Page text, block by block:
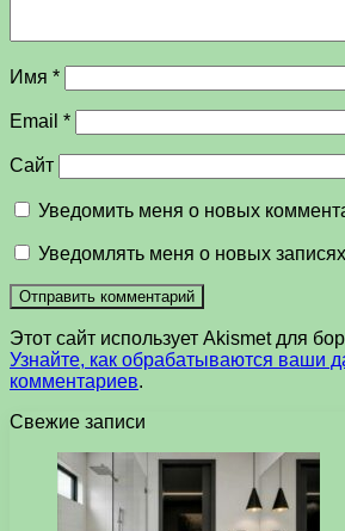
Имя *
Email *
Сайт
Уведомить меня о новых
Уведомлять меня о новых
Этот сайт использует Akismet для
Узнайте, как обрабатываются ваши
комментариев.
Свежие записи